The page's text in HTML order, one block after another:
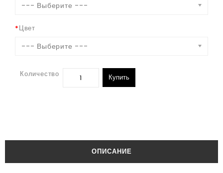
--- Выберите ---
Цвет
--- Выберите ---
Количество Купить
ОПИСАНИЕ